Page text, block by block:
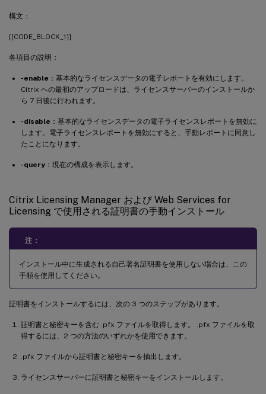
構文：
[[CODE_BLOCK_1]]
各項目の説明：
-enable ：基本的なライセンスデータの電子レポートを有効にします。
Citrix への最初のアップロードは、ライセンスサーバーのインストールか
ら 7 日後に行われます。
-disable ：基本的なライセンスデータの電子ライセンスレポートを無効に
します。電子ライセンスレポートを無効にすると、手動レポートに同意し
たことになります。
-query ：現在の構成を表示します。
Citrix Licensing Manager および Web Services for
Licensing で使用される証明書の手動インストール
注：
インストール中に生成される自己署名証明書を使用しない場合は、この
手順を使用してください。
証明書をインストールするには、次の 3 つのステップがあります。
証明書と秘密キーを含む .pfx ファイルを取得します。 .pfx ファイルを取
得するには、2 つの方法のいずれかを使用できます。
.pfx ファイルから証明書と秘密キーを抽出します。
ライセンスサーバーに証明書と秘密キーをインストールします。